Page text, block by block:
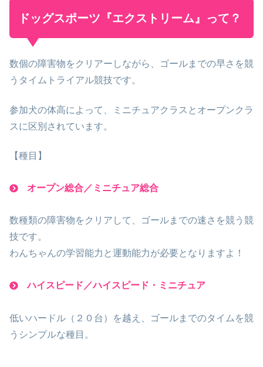
ドッグスポーツ『エクストリーム』って？
数個の障害物をクリアーしながら、ゴールまでの早さを競
うタイムトライアル競技です。
参加犬の体高によって、ミニチュアクラスとオープンクラ
スに区別されています。
【種目】
オープン総合／ミニチュア総合
数種類の障害物をクリアして、ゴールまでの速さを競う競
技です。
わんちゃんの学習能力と運動能力が必要となりますよ！
ハイスピード／ハイスピード・ミニチュア
低いハードル（２０台）を越え、ゴールまでのタイムを競
うシンプルな種目。